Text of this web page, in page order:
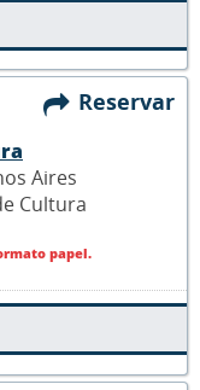
Reservar
Aires
Cultura
papel.